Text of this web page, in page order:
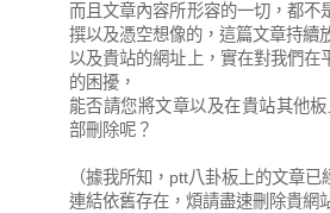
而且文章內容所形容的一切，都不
撰以及憑空想像的，這篇文章持續
以及貴站的網址上，實在對我們在
的困擾，
能否請您將文章以及在貴站其他
部刪除呢？
（據我所知，ptt八卦板上的文章
連結依舊存在，煩請盡速刪除貴網